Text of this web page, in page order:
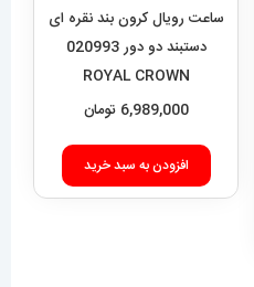
ساعت رویال کرون بند نقره ای
دستبند دو دور 020993
ROYAL CROWN
6,989,000 تومان
افزودن به سبد خرید